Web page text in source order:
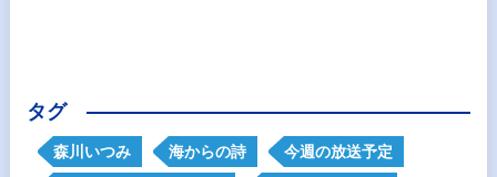
タグ
森川いつみ 海からの詩 今週の放送予定